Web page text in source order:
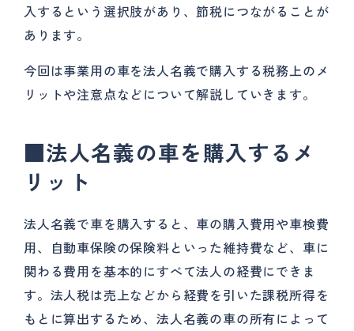
入するという選択肢があり、節税につながることが
あります。
今回は事業用の車を法人名義で購入する税務上のメ
リットや注意点などについて解説していきます。
■法人名義の車を購入するメ
リット
法人名義で車を購入すると、車の購入費用や車検費
用、自動車保険の保険料といった維持費など、車に
関わる費用を基本的にすべて法人の経費にできま
す。法人税は売上などから経費を引いた課税所得を
もとに算出するため、法人名義の車の所有によって